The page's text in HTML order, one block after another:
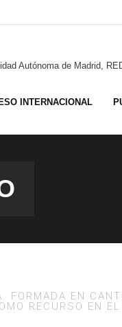
Autónoma de Madrid,
INTERNACIONAL
FORMADA EN
RECURSO EN EL